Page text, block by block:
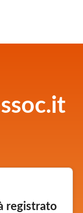
registrato